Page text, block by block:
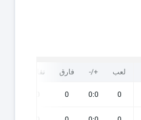
لعب +/- فارق نقاط
0
0:0
0